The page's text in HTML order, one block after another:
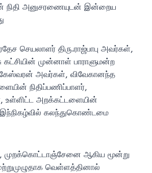
அனுசரணையுடன் இன்றைய
செயலாளர் திரு.ராஜ்பாபு அவர்கள்,
கட்சியின் முன்னாள் பாராளுமன்ற
அவர்கள், விவேகானந்த
நிதிப்பணிப்பாளர்,
உள்ளிட்ட அறக்கட்டளையின்
கலந்துகொண்டமை
முறக்கொட்டாஞ்சேனை ஆகிய மூன்று
வெள்ளத்தினால்